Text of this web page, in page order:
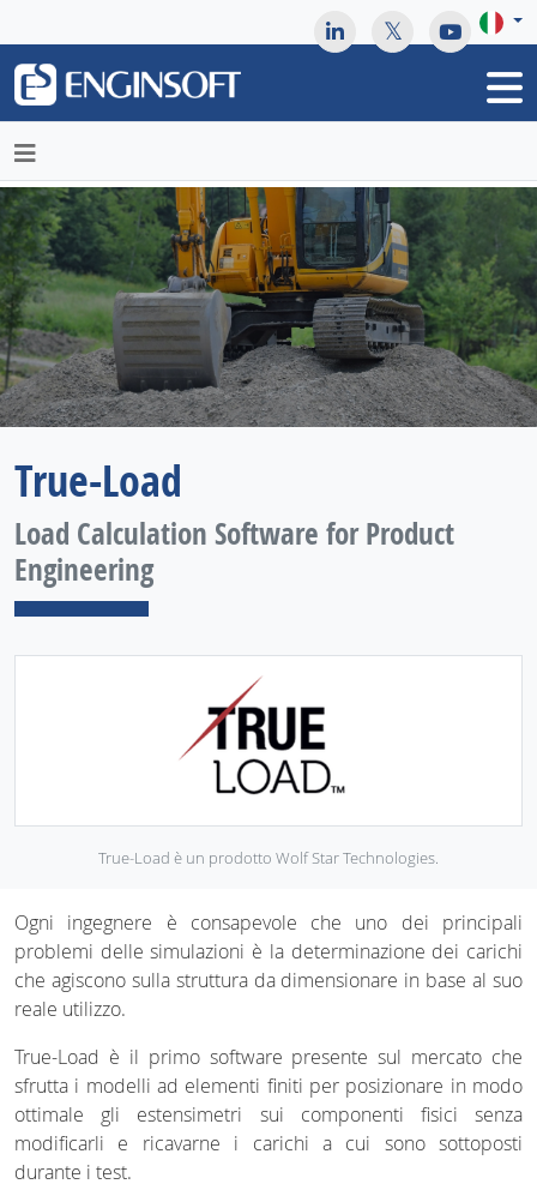
True-Load
Load Calculation Software for Product
Engineering
True-Load è un prodotto Wolf Star Technologies.
Ogni ingegnere è consapevole che uno dei principali
problemi delle simulazioni è la determinazione dei carichi
che agiscono sulla struttura da dimensionare in base al suo
reale utilizzo.
True-Load è il primo software presente sul mercato che
sfrutta i modelli ad elementi finiti per posizionare in modo
ottimale gli estensimetri sui componenti fisici senza
modificarli e ricavarne i carichi a cui sono sottoposti
durante i test.
May we use cookies to track your activities? We take your
privacy very seriously. Please see our privacy policy for details
and any questions.